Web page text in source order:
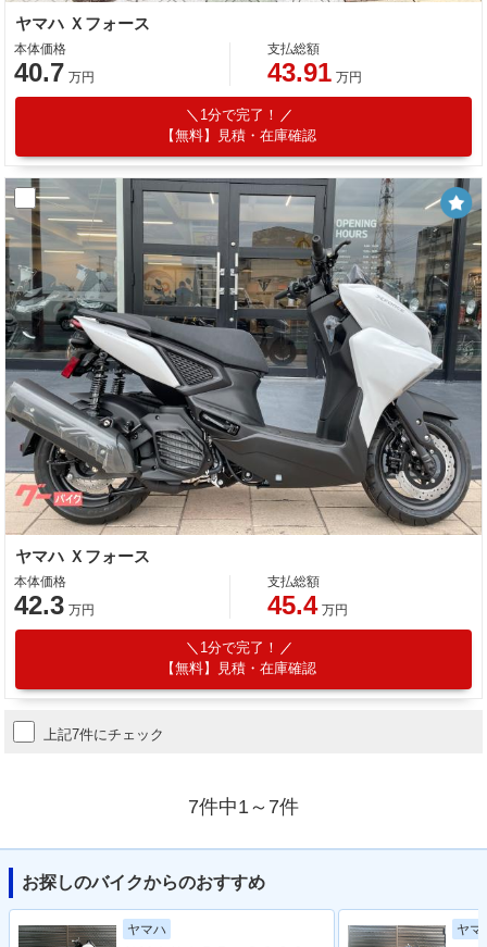
ヤマハ Ｘフォース
本体価格
40.7 万円
支払総額
43.91 万円
1分で完了！
【無料】見積・在庫確認
ヤマハ Ｘフォース
本体価格
42.3 万円
支払総額
45.4 万円
1分で完了！
【無料】見積・在庫確認
上記7件にチェック
7件中1～7件
お探しのバイクからのおすすめ
ヤマハ ヤマ